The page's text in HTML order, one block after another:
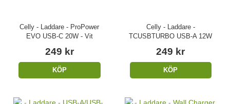
Celly - Laddare - ProPower
EVO USB-C 20W - Vit
249 kr
KÖP
Celly - Laddare -
TCUSBTURBO USB-A 12W
249 kr
KÖP